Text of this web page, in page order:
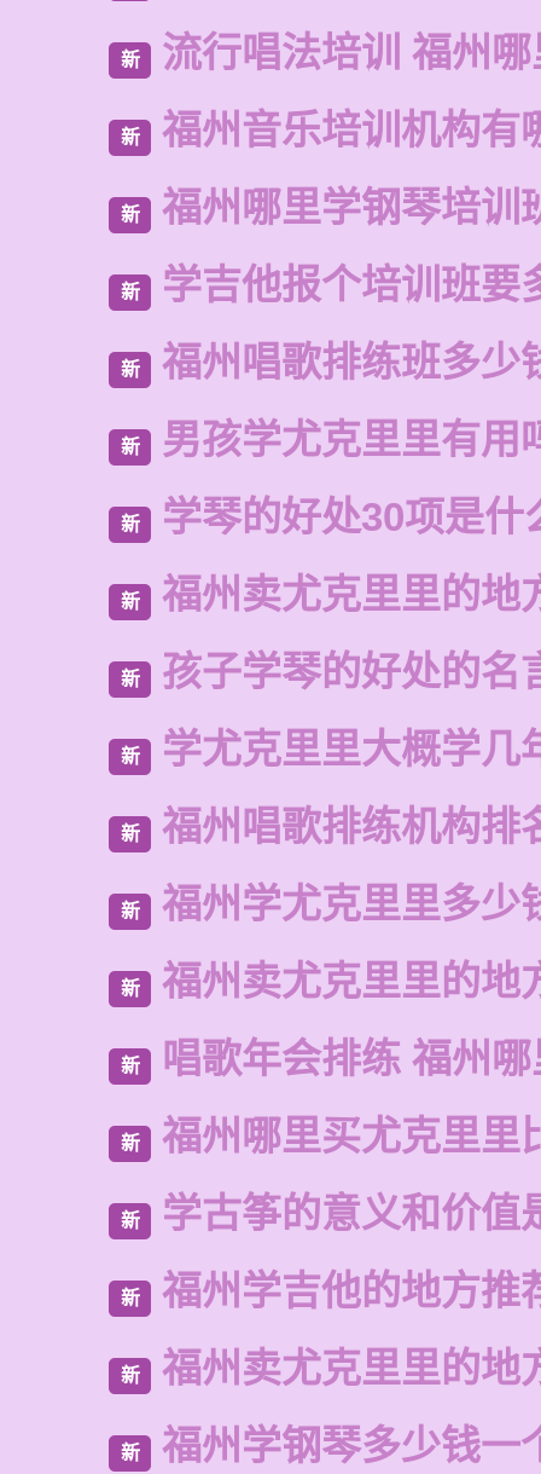
新 流行唱法培训 福州
新 福州音乐培训机构有
新 福州哪里学钢琴培训
新 学吉他报个培训班要
新 福州唱歌排练班多少
新 男孩学尤克里里有用
新 学琴的好处30项是什
新 福州卖尤克里里的地
新 孩子学琴的好处的名
新 学尤克里里大概学几
新 福州唱歌排练机构排
新 福州学尤克里里多少
新 福州卖尤克里里的地
新 唱歌年会排练 福州
新 福州哪里买尤克里里
新 学古筝的意义和价值
新 福州学吉他的地方推
新 福州卖尤克里里的地
新 福州学钢琴多少钱一